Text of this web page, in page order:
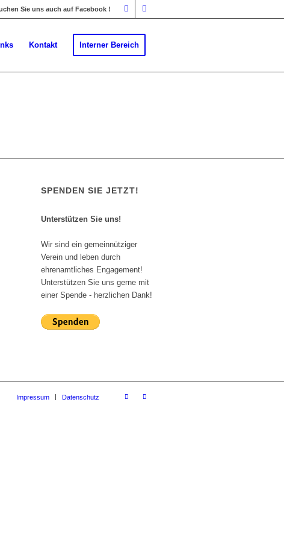
Sie uns auch auf Facebook !
Kontakt Interner Bereich
SPENDEN SIE JETZT!
Unterstützen Sie uns!
Wir sind ein gemeinnütziger
Verein und leben durch
ehrenamtliches Engagement!
Unterstützen Sie uns gerne mit
einer Spende - herzlichen Dank!
Impressum Datenschutz